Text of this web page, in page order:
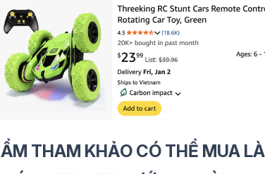
THAM KHẢO CÓ THỂ MUA